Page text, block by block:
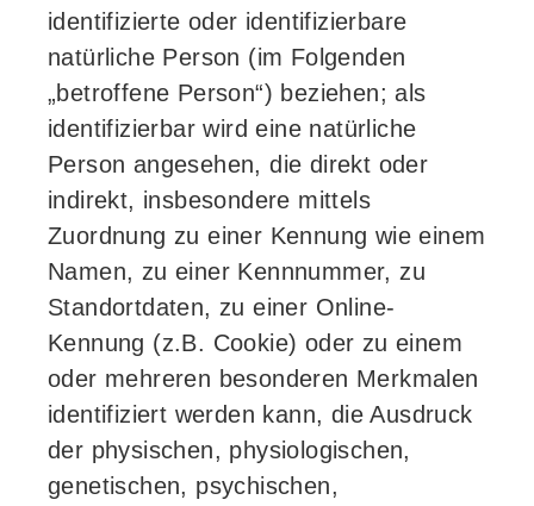
identifizierte oder identifizierbare
natürliche Person (im Folgenden
„betroffene Person“) beziehen; als
identifizierbar wird eine natürliche
Person angesehen, die direkt oder
indirekt, insbesondere mittels
Zuordnung zu einer Kennung wie einem
Namen, zu einer Kennnummer, zu
Standortdaten, zu einer Online-
Kennung (z.B. Cookie) oder zu einem
oder mehreren besonderen Merkmalen
identifiziert werden kann, die Ausdruck
der physischen, physiologischen,
genetischen, psychischen,